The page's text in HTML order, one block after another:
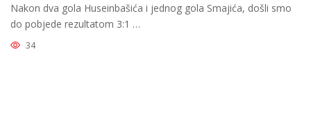
Nakon dva gola Huseinbašića i jednog gola Smajića, došli smo
do pobjede rezultatom 3:1 …
34